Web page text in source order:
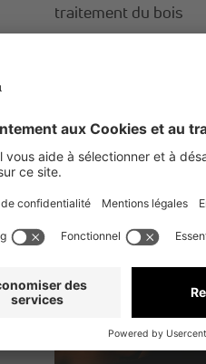
traitement du bois
TOPNEWS